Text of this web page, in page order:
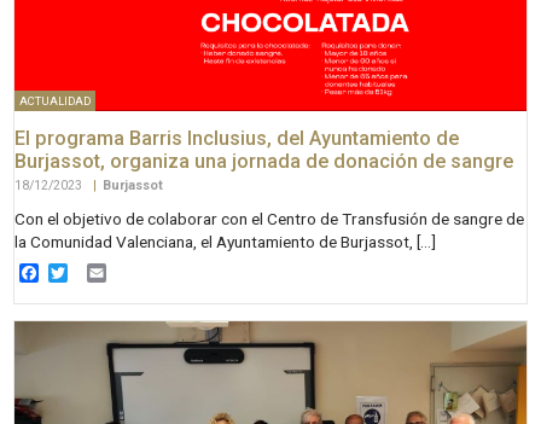
ACTUALIDAD
El programa Barris Inclusius, del Ayuntamiento de
Burjassot, organiza una jornada de donación de sangre
18/12/2023 Burjassot
Con el objetivo de colaborar con el Centro de Transfusión de sangre de
la Comunidad Valenciana, el Ayuntamiento de Burjassot, […]
Facebook
Twitter